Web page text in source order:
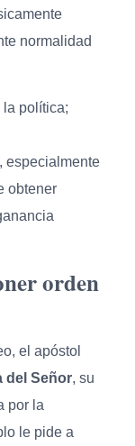
normalidad
la política;
especialmente
obtener
orden
el apóstol
del Señor, su
por la
le pide a